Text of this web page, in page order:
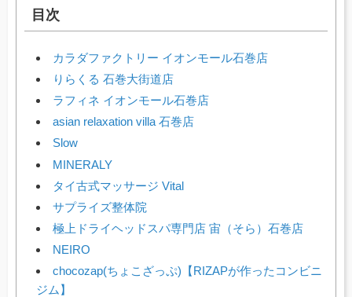
目次
カラダファクトリー イオンモール石巻店
りらくる 石巻大街道店
ラフィネ イオンモール石巻店
asian relaxation villa 石巻店
Slow
MINERALY
タイ古式マッサージ Vital
サプライズ整体院
極上ドライヘッドスパ専門店 宙（そら）石巻店
NEIRO
chocozap(ちょこざっぷ)【RIZAPが作ったコンビニ
ジム】